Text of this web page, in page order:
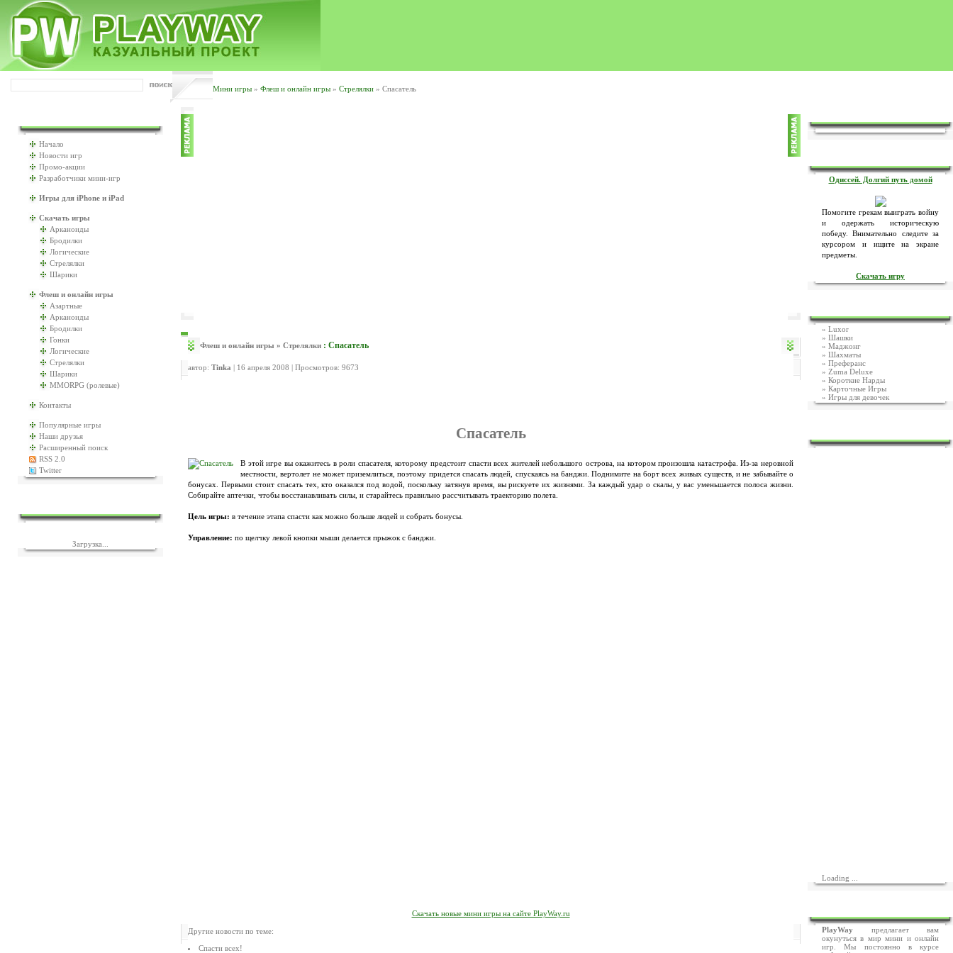
Мини игры » Флеш и онлайн игры » Стрелялки » Спасатель
Начало
Новости игр
Промо-акции
Разработчики мини-игр
Игры для iPhone и iPad
Скачать игры
Арканоиды
Бродилки
Логические
Стрелялки
Шарики
Флеш и онлайн игры
Азартные
Арканоиды
Бродилки
Гонки
Логические
Стрелялки
Шарики
MMORPG (ролевые)
Контакты
Популярные игры
Наши друзья
Расширенный поиск
RSS 2.0
Twitter
Загрузка...
Флеш и онлайн игры » Стрелялки : Спасатель
автор: Tinka | 16 апреля 2008 | Просмотров: 9673
Спасатель
В этой игре вы окажитесь в роли спасателя, которому предстоит спасти всех жителей небольшого острова, на котором произошла катастрофа. Из-за неровной
местности, вертолет не может приземлиться, поэтому придется спасать людей, спускаясь на банджи. Поднимите на борт всех живых существ, и не забывайте о
бонусах. Первыми стоит спасать тех, кто оказался под водой, поскольку затянув время, вы рискуете их жизнями. За каждый удар о скалы, у вас уменьшается полоса жизни.
Собирайте аптечки, чтобы восстанавливать силы, и старайтесь правильно рассчитывать траекторию полета.
Цель игры: в течение этапа спасти как можно больше людей и собрать бонусы.
Управление: по щелчку левой кнопки мыши делается прыжок с банджи.
Скачать новые мини игры на сайте PlayWay.ru
Другие новости по теме:
Спасти всех!
Одиссей. Долгий путь домой
Помогите грекам выиграть войну
и одержать историческую
победу. Внимательно следите за
курсором и ищите на экране
предметы.
Скачать игру
» Luxor
» Шашки
» Маджонг
» Шахматы
» Преферанс
» Zuma Deluxe
» Короткие Нарды
» Карточные Игры
» Игры для девочек
Loading ...
PlayWay предлагает вам
окунуться в мир мини и онлайн
игр. Мы постоянно в курсе